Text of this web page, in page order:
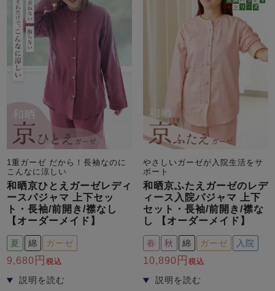
1重ガーゼ だから！長袖なのに
こんなに涼しい
和晒京ひとえガーゼレディ
ースパジャマ 上下セッ
ト・長袖/前開き/襟なし
【オーダーメイド】
夏 綿 ガーゼ
9,680 税込
やさしいガーゼが入院生活をサ
ポート
和晒京ふたえガーゼのレデ
ィース入院パジャマ 上下
セット・長袖/前開き/襟な
し 【オーダーメイド】
春 秋 綿 ガーゼ 入院
10,890 税込